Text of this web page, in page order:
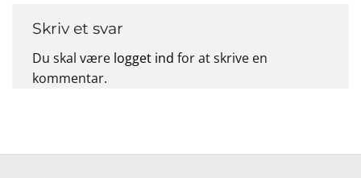
Skriv et svar
Du skal være logget ind for at skrive en
kommentar.